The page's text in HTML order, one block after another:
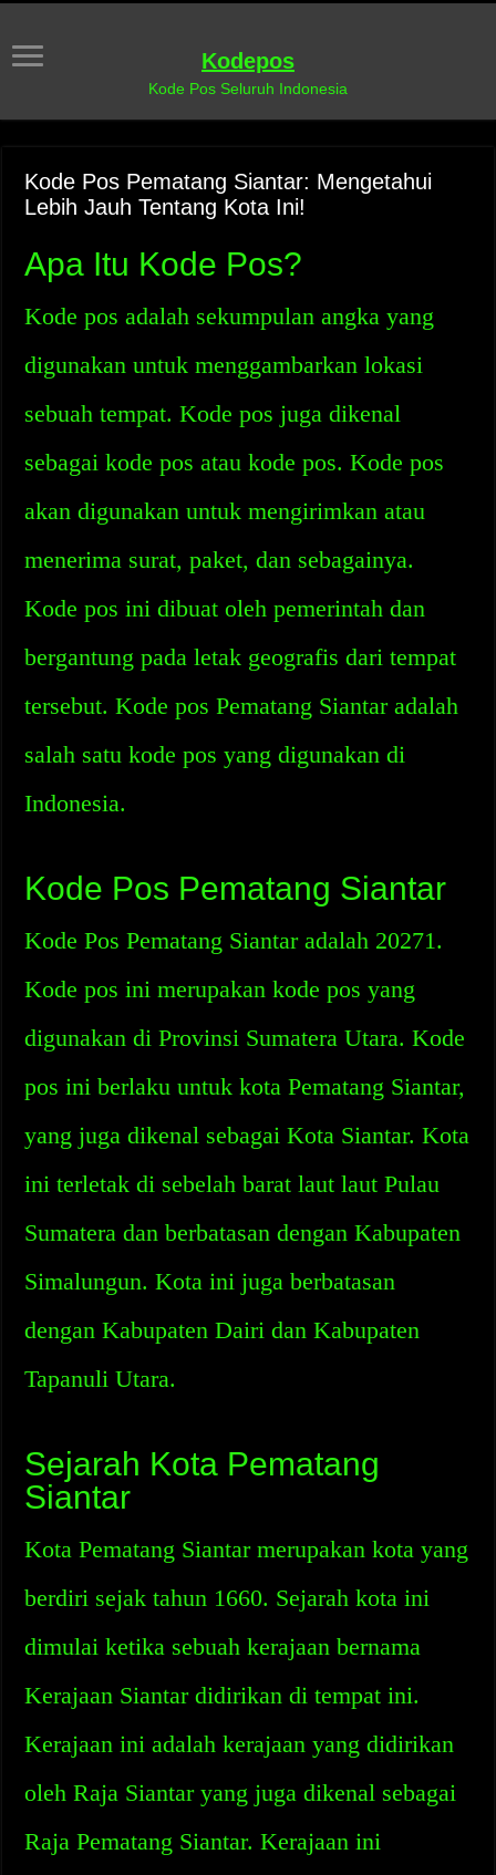
Kodepos
Kode Pos Seluruh Indonesia
Kode Pos Pematang Siantar: Mengetahui
Lebih Jauh Tentang Kota Ini!
Apa Itu Kode Pos?
Kode pos adalah sekumpulan angka yang
digunakan untuk menggambarkan lokasi
sebuah tempat. Kode pos juga dikenal
sebagai kode pos atau kode pos. Kode pos
akan digunakan untuk mengirimkan atau
menerima surat, paket, dan sebagainya.
Kode pos ini dibuat oleh pemerintah dan
bergantung pada letak geografis dari tempat
tersebut. Kode pos Pematang Siantar adalah
salah satu kode pos yang digunakan di
Indonesia.
Kode Pos Pematang Siantar
Kode Pos Pematang Siantar adalah 20271.
Kode pos ini merupakan kode pos yang
digunakan di Provinsi Sumatera Utara. Kode
pos ini berlaku untuk kota Pematang Siantar,
yang juga dikenal sebagai Kota Siantar. Kota
ini terletak di sebelah barat laut laut Pulau
Sumatera dan berbatasan dengan Kabupaten
Simalungun. Kota ini juga berbatasan
dengan Kabupaten Dairi dan Kabupaten
Tapanuli Utara.
Sejarah Kota Pematang
Siantar
Kota Pematang Siantar merupakan kota yang
berdiri sejak tahun 1660. Sejarah kota ini
dimulai ketika sebuah kerajaan bernama
Kerajaan Siantar didirikan di tempat ini.
Kerajaan ini adalah kerajaan yang didirikan
oleh Raja Siantar yang juga dikenal sebagai
Raja Pematang Siantar. Kerajaan ini